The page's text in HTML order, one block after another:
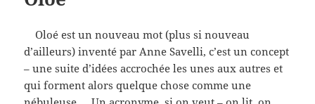
Oloé est un nouveau mot (plus si nouveau
d’ailleurs) inventé par Anne Savelli, c’est un concept
– une suite d’idées accrochée les unes aux autres et
qui forment alors quelque chose comme une